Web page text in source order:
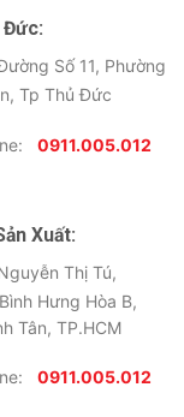
Đức:
Số 11, Phường
Tp Thủ Đức
0911.005.012
Xuất:
Thị Tú,
Hưng Hòa B,
Tân, TP.HCM
0911.005.012